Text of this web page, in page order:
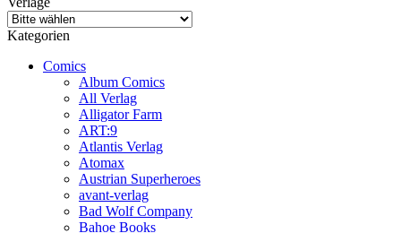
Kategorien
Comics
Album Comics
All Verlag
Alligator Farm
ART:9
Atlantis Verlag
Atomax
Austrian Superheroes
avant-verlag
Bad Wolf Company
Bahoe Books